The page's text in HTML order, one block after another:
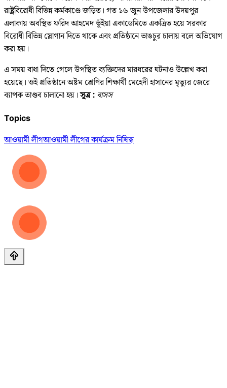
রাষ্ট্রবিরোধী বিভিন্ন কর্মকাণ্ডে জড়িত। গত ১৬ জুন উপজেলার উদয়পুর
এলাকায় অবস্থিত ফরিদ আহমেদ ভূঁইয়া একাডেমিতে একত্রিত হয়ে সরকার
বিরোধী বিভিন্ন স্লোগান দিতে থাকে এবং প্রতিষ্ঠানে ভাঙচুর চালায় বলে অভিযোগ
করা হয়।
এ সময় বাধা দিতে গেলে উপস্থিত ব্যক্তিদের মারধরের ঘটনাও উল্লেখ করা
হয়েছে। ওই প্রতিষ্ঠানে অষ্টম শ্রেণির শিক্ষার্থী মেহেদী হাসানের মৃত্যুর জেরে
ব্যাপক তাণ্ডব চালানো হয়।সূত্র : বাসস
Topics
আওয়ামী লীগআওয়ামী লীগের কার্যক্রম নিষিদ্ধ